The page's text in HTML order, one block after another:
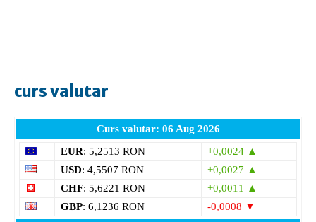
curs valutar
Curs valutar: 06 Aug 2026
EUR: 5,2513 RON
+0,0024 ▲
USD: 4,5507 RON
+0,0027 ▲
CHF: 5,6221 RON
+0,0011 ▲
GBP: 6,1236 RON
-0,0008 ▼